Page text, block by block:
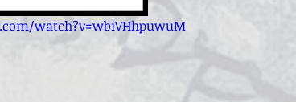
watch?v=wbiVHhpuwuM